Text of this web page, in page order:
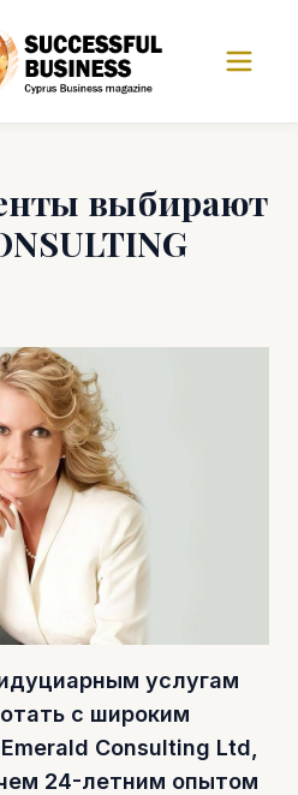
выбирают
услугам
с широким
Consulting Ltd,
24-летним опытом